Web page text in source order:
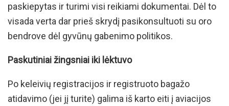
paskiepytas ir turimi visi reikiami dokumentai. Dėl to
visada verta dar prieš skrydį pasikonsultuoti su oro
bendrove dėl gyvūnų gabenimo politikos.
Paskutiniai žingsniai iki lėktuvo
Po keleivių registracijos ir registruoto bagažo
atidavimo (jei jį turite) galima iš karto eiti į aviacijos